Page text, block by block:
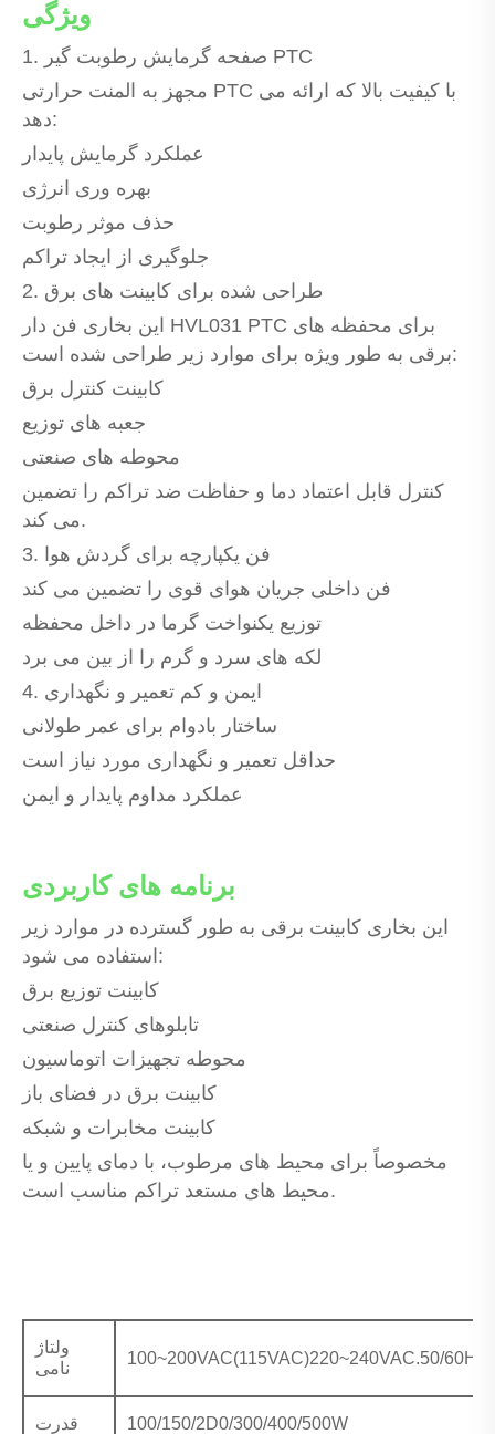
ویژگی
1. صفحه گرمایش رطوبت گیر PTC
مجهز به المنت حرارتی PTC با کیفیت بالا که ارائه می
دهد:
عملکرد گرمایش پایدار
بهره وری انرژی
حذف موثر رطوبت
جلوگیری از ایجاد تراکم
2. طراحی شده برای کابینت های برق
این بخاری فن دار HVL031 PTC برای محفظه های
برقی به طور ویژه برای موارد زیر طراحی شده است:
کابینت کنترل برق
جعبه های توزیع
محوطه های صنعتی
کنترل قابل اعتماد دما و حفاظت ضد تراکم را تضمین
می کند.
3. فن یکپارچه برای گردش هوا
فن داخلی جریان هوای قوی را تضمین می کند
توزیع یکنواخت گرما در داخل محفظه
لکه های سرد و گرم را از بین می برد
4. ایمن و کم تعمیر و نگهداری
ساختار بادوام برای عمر طولانی
حداقل تعمیر و نگهداری مورد نیاز است
عملکرد مداوم پایدار و ایمن
برنامه های کاربردی
این بخاری کابینت برقی به طور گسترده در موارد زیر
استفاده می شود:
کابینت توزیع برق
تابلوهای کنترل صنعتی
محوطه تجهیزات اتوماسیون
کابینت برق در فضای باز
کابینت مخابرات و شبکه
مخصوصاً برای محیط های مرطوب، با دمای پایین و یا
محیط های مستعد تراکم مناسب است.
ولتاژ
نامی
100~200VAC(115VAC)220~240VAC.50/60HZ
قدرت 100/150/2D0/300/400/500W